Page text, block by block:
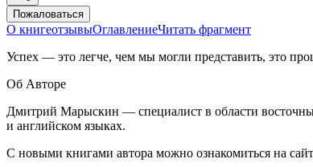
Пожаловаться
О книгеотзывыОглавлениеЧитать фрагмент
Успех — это легче, чем мы могли представить, это
Об Авторе
Дмитрий Марыскин — специалист в области
и английском языках.
С новыми книгами автора можно ознакомиться на